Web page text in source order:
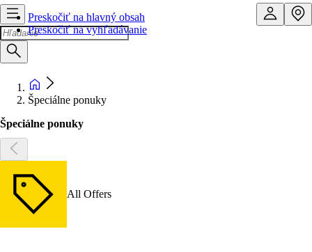
Preskočiť na hlavný obsah
Preskočiť na vyhľadávanie
Špeciálne ponuky
Špeciálne ponuky
All Offers